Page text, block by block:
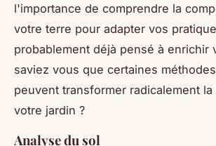
l'importance de comprendre la
votre terre pour adapter vos
probablement déjà pensé à enrichir
saviez vous que certaines
peuvent transformer radicalement la
votre jardin ?
Analyse du sol